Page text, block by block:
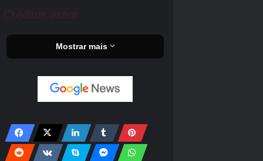
Administradores
Esses comandos são usados principalmente
por administradores de servidores para
gerenciar o jogo e os jogadores.
/op
: Concede status de operador a um jogador.
/deop: Remove o status de operador de um jogador.